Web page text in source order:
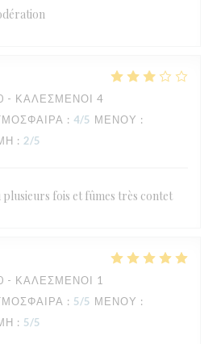
- ΚΑΛΕΣΜΈΝΟΙ 4
: 4/5 ΜΕΝΟΎ :
: 2/5
plusieurs fois et fûmes très contet
- ΚΑΛΕΣΜΈΝΟΙ 1
: 5/5 ΜΕΝΟΎ :
: 5/5